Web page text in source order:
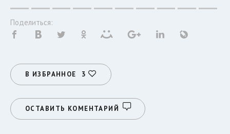
Поделиться:
В ИЗБРАННОЕ 3
ОСТАВИТЬ КОМЕНТАРИЙ